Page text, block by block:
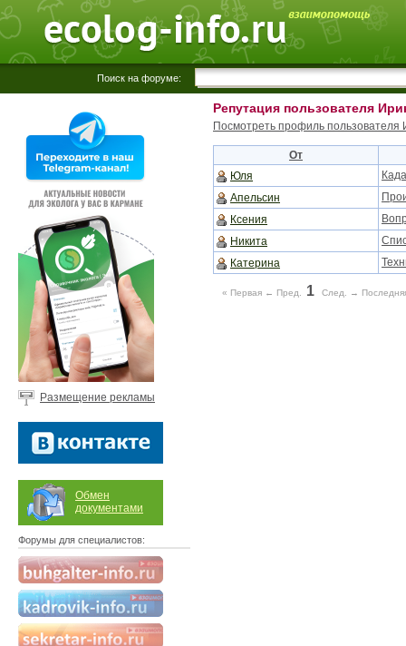
Поиск на форуме:
Размещение рекламы
Обмен
документами
Форумы для специалистов:
Репутация пользователя
Посмотреть профиль пользователя
От
Юля
Апельсин
Ксения
Никита
Катерина
« Первая ← Пред. 1 След. →